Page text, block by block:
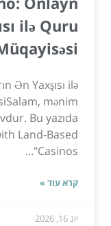
ilə Quru
Ən Yaxşısı ilə
mənim
Bu yazıda
Land-Based
Casinos"...
קרא עוד »
יונ 16, 2026